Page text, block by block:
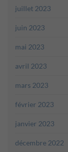
juillet 2023
juin 2023
mai 2023
avril 2023
mars 2023
février 2023
janvier 2023
décembre 2022